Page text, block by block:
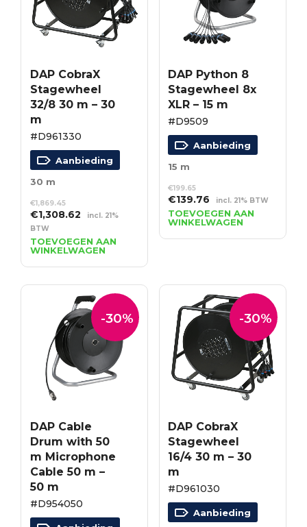
DAP CobraX
Stagewheel
32/8 30 m – 30
m
#D961330
Aanbieding
30 m
€1,869.45
Oorspronkelijke
prijs
was:
€1,869.45.
€1,308.62Huidige
is:
€1,308.62.
incl. 21%
BTW
TOEVOEGEN AAN
WINKELWAGEN
DAP Python 8
Stagewheel 8x
XLR – 15 m
#D9509
Aanbieding
15 m
€199.65
Oorspronkelijke
prijs
was:
€199.65.
€139.76 Huidige
prijs
is:
€139.76.
incl. 21% BTW
TOEVOEGEN AAN
WINKELWAGEN
-30%
DAP Cable
Drum with 50
m Microphone
Cable 50 m –
50 m
#D954050
-30%
DAP CobraX
Stagewheel
16/4 30 m – 30
m
#D961030
Aanbieding